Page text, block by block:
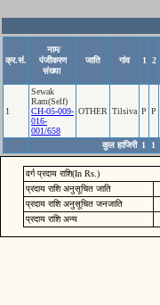
क्र.सं.
नाम/
पंजीकरण
संख्या
जाति गांव 1 2
1
Sewak
Ram(Self)
CH-05-009-
016-
001/658
OTHER Tilsiva P P
कुल हाजिरी 1 1
वर्ग प्रदाय राशि(In Rs.)
प्रदाय राशि अनुसूचित जाति
प्रदाय राशि अनुसूचित जनजाति
प्रदाय राशि अन्य